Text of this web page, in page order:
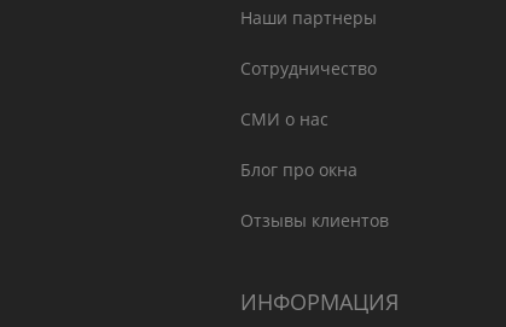
Наши партнеры
Сотрудничество
СМИ о нас
Блог про окна
Отзывы клиентов
ИНФОРМАЦИЯ